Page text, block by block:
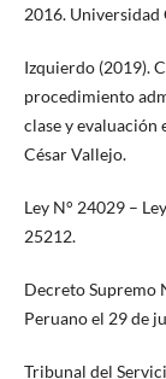
2016. Universidad
Izquierdo (2019).
procedimiento
clase y evaluación
César Vallejo.
Ley N° 24029 –
25212.
Decreto Supremo
Peruano el 29 de
Tribunal del